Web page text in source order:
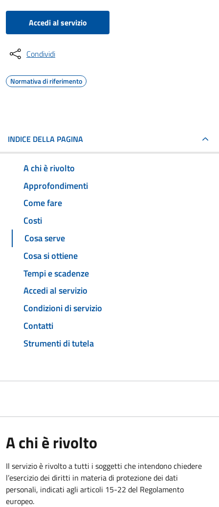
Accedi al servizio
Condividi
Normativa di riferimento
INDICE DELLA PAGINA
A chi è rivolto
Approfondimenti
Come fare
Costi
Cosa serve
Cosa si ottiene
Tempi e scadenze
Accedi al servizio
Condizioni di servizio
Contatti
Strumenti di tutela
A chi è rivolto
Il servizio è rivolto a tutti i soggetti che intendono chiedere
l’esercizio dei diritti in materia di protezione dei dati
personali, indicati agli articoli 15-22 del Regolamento
europeo.